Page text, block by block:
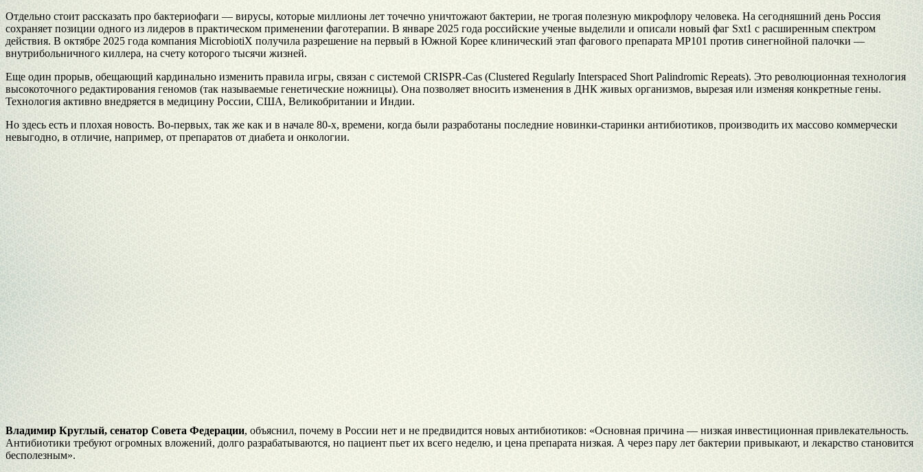
Отдельно стоит рассказать про бактериофаги — вирусы, которые миллионы лет точечно уничтожают бактерии, не трогая полезную микрофлору человека. На сегодняшний день Россия
сохраняет позиции одного из лидеров в практическом применении фаготерапии. В январе 2025 года российские ученые выделили и описали новый фаг Sxt1 с расширенным спектром
действия. В октябре 2025 года компания MicrobiotiX получила разрешение на первый в Южной Корее клинический этап фагового препарата MP101 против синегнойной палочки —
внутрибольничного киллера, на счету которого тысячи жизней.
Еще один прорыв, обещающий кардинально изменить правила игры, связан с системой CRISPR-Cas (Clustered Regularly Interspaced Short Palindromic Repeats). Это революционная технология
высокоточного редактирования геномов (так называемые генетические ножницы). Она позволяет вносить изменения в ДНК живых организмов, вырезая или изменяя конкретные гены.
Технология активно внедряется в медицину России, США, Великобритании и Индии.
Но здесь есть и плохая новость. Во-первых, так же как и в начале 80-х, времени, когда были разработаны последние новинки-старинки антибиотиков, производить их массово коммерчески
невыгодно, в отличие, например, от препаратов от диабета и онкологии.
Владимир Круглый, сенатор Совета Федерации, объяснил, почему в России нет и не предвидится новых антибиотиков: «Основная причина — низкая инвестиционная привлекательность.
Антибиотики требуют огромных вложений, долго разрабатываются, но пациент пьет их всего неделю, и цена препарата низкая. А через пару лет бактерии привыкают, и лекарство становится
бесполезным».